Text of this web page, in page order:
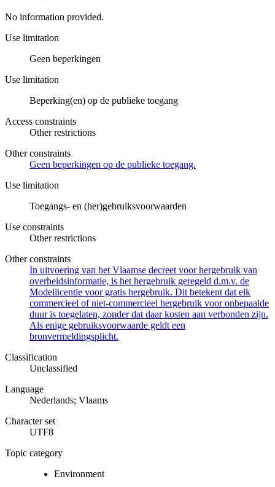
No information provided.
Use limitation
Geen beperkingen
Use limitation
Beperking(en) op de publieke toegang
Access constraints
Other restrictions
Other constraints
Geen beperkingen op de publieke toegang.
Use limitation
Toegangs- en (her)gebruiksvoorwaarden
Use constraints
Other restrictions
Other constraints
In uitvoering van het Vlaamse decreet voor hergebruik van
overheidsinformatie, is het hergebruik geregeld d.m.v. de
Modellicentie voor gratis hergebruik. Dit betekent dat elk
commercieel of niet-commercieel hergebruik voor onbepaalde
duur is toegelaten, zonder dat daar kosten aan verbonden zijn.
Als enige gebruiksvoorwaarde geldt een
bronvermeldingsplicht.
Classification
Unclassified
Language
Nederlands; Vlaams
Character set
UTF8
Topic category
Environment